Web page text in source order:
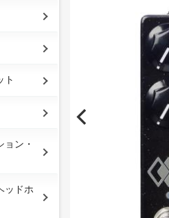
ト
ョン・
ッドホ